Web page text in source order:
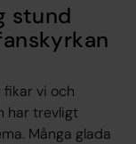
stund
vi och
har trevligt
Många glada